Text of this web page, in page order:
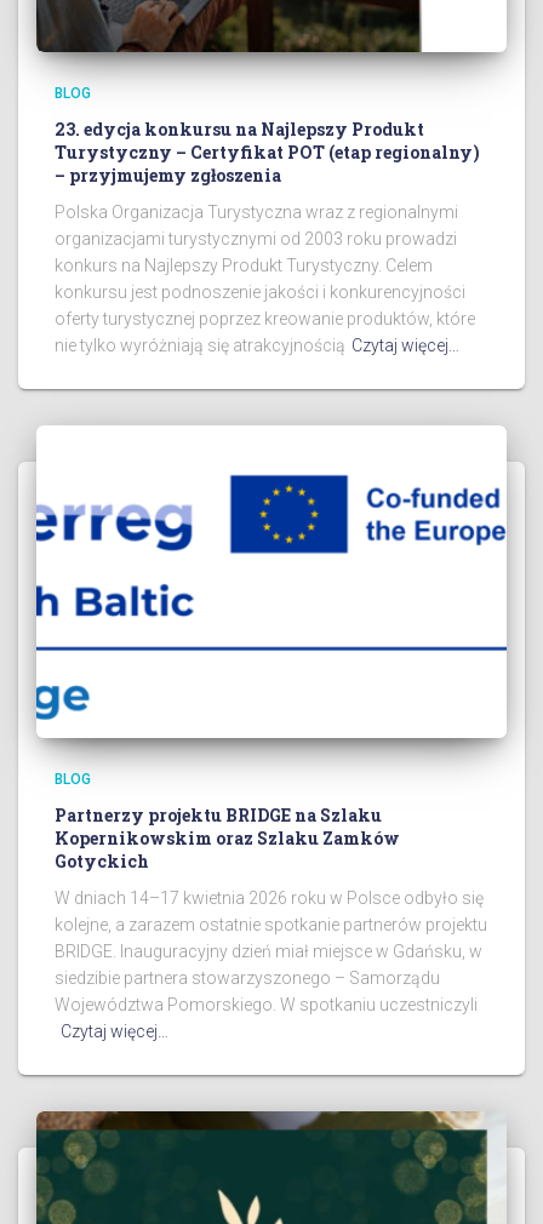
BLOG
23. edycja konkursu na Najlepszy Produkt
Turystyczny – Certyfikat POT (etap regionalny)
– przyjmujemy zgłoszenia
Polska Organizacja Turystyczna wraz z regionalnymi
organizacjami turystycznymi od 2003 roku prowadzi
konkurs na Najlepszy Produkt Turystyczny. Celem
konkursu jest podnoszenie jakości i konkurencyjności
oferty turystycznej poprzez kreowanie produktów, które
nie tylko wyróżniają się atrakcyjnością Czytaj więcej…
BLOG
Partnerzy projektu BRIDGE na Szlaku
Kopernikowskim oraz Szlaku Zamków
Gotyckich
W dniach 14–17 kwietnia 2026 roku w Polsce odbyło się
kolejne, a zarazem ostatnie spotkanie partnerów projektu
BRIDGE. Inauguracyjny dzień miał miejsce w Gdańsku, w
siedzibie partnera stowarzyszonego – Samorządu
Województwa Pomorskiego. W spotkaniu uczestniczyli
Czytaj więcej…